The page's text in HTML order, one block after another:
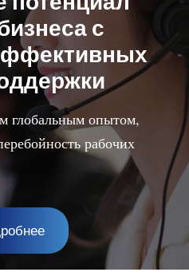
с
глобальным опытом,
рабочих